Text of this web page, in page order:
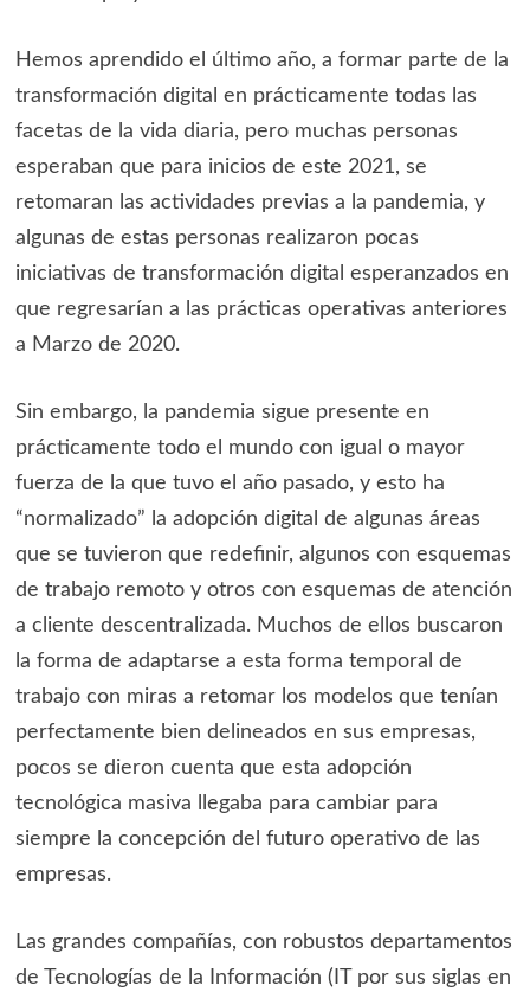
Hemos aprendido el último año, a formar parte de la
transformación digital en prácticamente todas las
facetas de la vida diaria, pero muchas personas
esperaban que para inicios de este 2021, se
retomaran las actividades previas a la pandemia, y
algunas de estas personas realizaron pocas
iniciativas de transformación digital esperanzados en
que regresarían a las prácticas operativas anteriores
a Marzo de 2020.
Sin embargo, la pandemia sigue presente en
prácticamente todo el mundo con igual o mayor
fuerza de la que tuvo el año pasado, y esto ha
“normalizado” la adopción digital de algunas áreas
que se tuvieron que redefinir, algunos con esquemas
de trabajo remoto y otros con esquemas de atención
a cliente descentralizada. Muchos de ellos buscaron
la forma de adaptarse a esta forma temporal de
trabajo con miras a retomar los modelos que tenían
perfectamente bien delineados en sus empresas,
pocos se dieron cuenta que esta adopción
tecnológica masiva llegaba para cambiar para
siempre la concepción del futuro operativo de las
empresas.
Las grandes compañías, con robustos departamentos
de Tecnologías de la Información (IT por sus siglas en